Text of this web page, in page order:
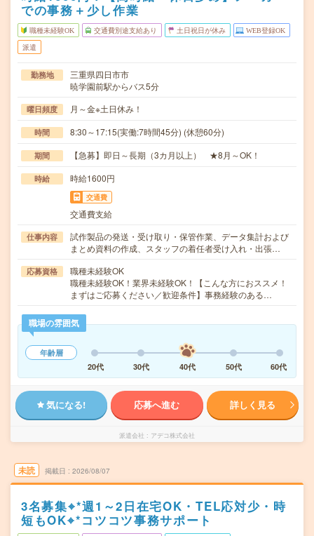
での事務＋少し作業
職種未経験OK 交通費別途支給あり 土日祝日が休み WEB登録OK
派遣
勤務地
三重県四日市市
暁学園前駅からバス5分
曜日頻度 月～金※土日休み！
時間 8:30～17:15(実働:7時間45分) (休憩60分)
期間 【急募】即日～長期（3カ月以上） ★8月～OK！
時給 時給1600円
交通費
交通費支給
仕事内容
試作製品の発送・受け取り・保管作業、データ集計および
まとめ資料の作成、スタッフの着任者受け入れ・出張…
応募資格
職種未経験OK
職種未経験OK！業界未経験OK！【こんな方におススメ！
まずはご応募ください／歓迎条件】事務経験のある…
職場の雰囲気
年齢層
20代
30代 40代 50代 60代
気になる! 応募へ進む 詳しく見る
派遣会社 アデコ株式会社
未読 掲載日 2026/08/07
3名募集⌖*週1～2日在宅OK・TEL応対少・時
短もOK⌖*コツコツ事務サポート